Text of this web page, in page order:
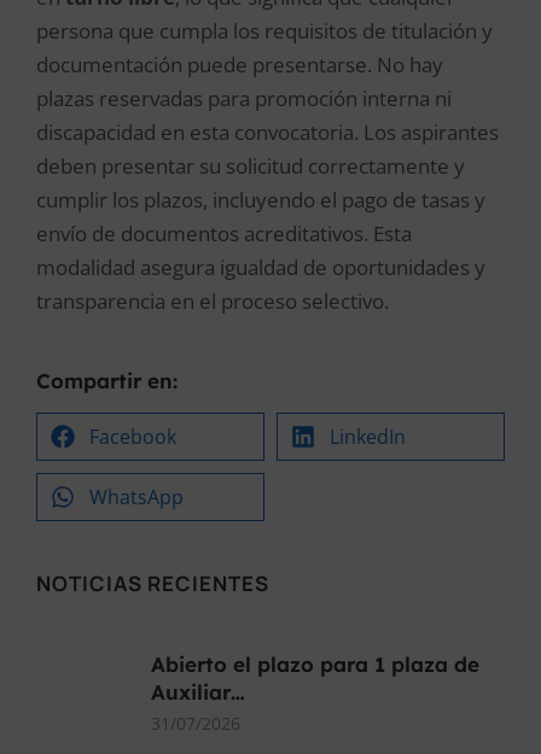
persona que cumpla los requisitos de titulación y
documentación puede presentarse. No hay
plazas reservadas para promoción interna ni
discapacidad en esta convocatoria. Los aspirantes
deben presentar su solicitud correctamente y
cumplir los plazos, incluyendo el pago de tasas y
envío de documentos acreditativos. Esta
modalidad asegura igualdad de oportunidades y
transparencia en el proceso selectivo.
Compartir en:
Facebook LinkedIn
WhatsApp
NOTICIAS RECIENTES
Abierto el plazo para 1 plaza de
Auxiliar…
31/07/2026